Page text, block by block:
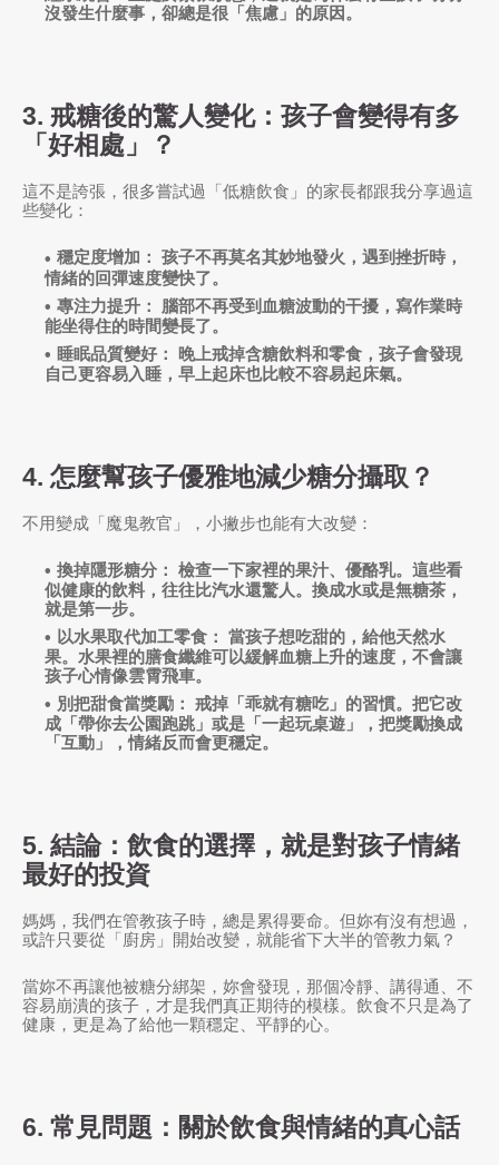
沒發生什麼事，卻總是很「焦慮」的原因。
3. 戒糖後的驚人變化：孩子會變得有多
「好相處」？
這不是誇張，很多嘗試過「低糖飲食」的家長都跟我分享過這
些變化：
穩定度增加： 孩子不再莫名其妙地發火，遇到挫折時，
情緒的回彈速度變快了。
專注力提升：
腦部不再受到血糖波動的干擾，寫作業時
能坐得住的時間變長了。
睡眠品質變好：
晚上戒掉含糖飲料和零食，孩子會發現
自己更容易入睡，早上起床也比較不容易起床氣。
4. 怎麼幫孩子優雅地減少糖分攝取？
不用變成「魔鬼教官」，小撇步也能有大改變：
換掉隱形糖分： 檢查一下家裡的果汁、優酪乳。這些看
似健康的飲料，往往比汽水還驚人。換成水或是無糖茶，
就是第一步。
以水果取代加工零食： 當孩子想吃甜的，給他天然水
果。水果裡的膳食纖維可以緩解血糖上升的速度，不會讓
孩子心情像雲霄飛車。
別把甜食當獎勵： 戒掉「乖就有糖吃」的習慣。把它改
成「帶你去公園跑跳」或是「一起玩桌遊」，把獎勵換成
「互動」，情緒反而會更穩定。
5. 結論：飲食的選擇，就是對孩子情緒
最好的投資
媽媽，我們在管教孩子時，總是累得要命。但妳有沒有想過，
或許只要從「廚房」開始改變，就能省下大半的管教力氣？
當妳不再讓他被糖分綁架，妳會發現，那個冷靜、講得通、不
容易崩潰的孩子，才是我們真正期待的模樣。飲食不只是為了
健康，更是為了給他一顆穩定、平靜的心。
6. 常見問題：關於飲食與情緒的真心話